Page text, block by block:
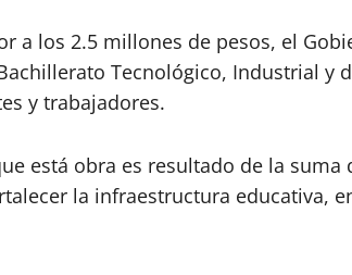
a los 2.5 millones de pesos, el
Tecnológico, Industrial y
y trabajadores.
está obra es resultado de la
la infraestructura educativa,